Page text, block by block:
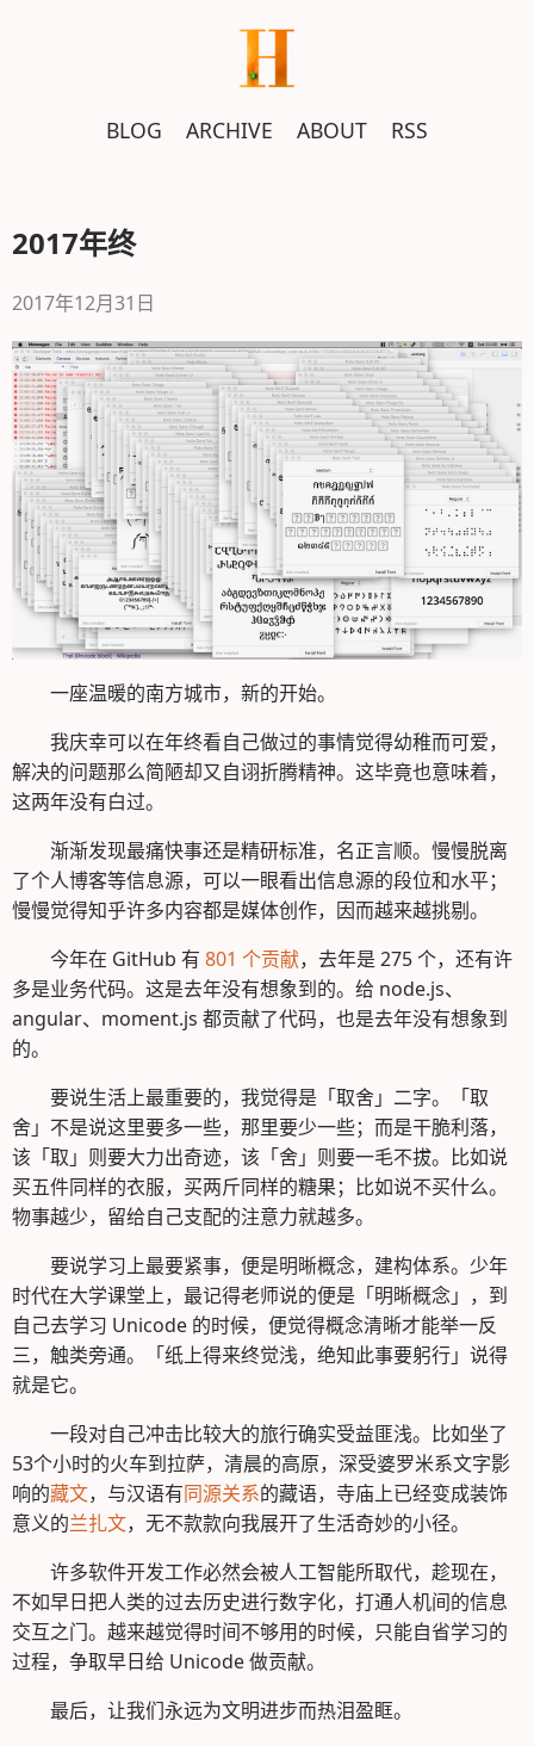
BLOG ARCHIVE ABOUT RSS
2017年终
2017年12月31日
一座温暖的南方城市，新的开始。
我庆幸可以在年终看自己做过的事情觉得幼稚而可爱，
解决的问题那么简陋却又自诩折腾精神。这毕竟也意味着，
这两年没有白过。
渐渐发现最痛快事还是精研标准，名正言顺。慢慢脱离
了个人博客等信息源，可以一眼看出信息源的段位和水平；
慢慢觉得知乎许多内容都是媒体创作，因而越来越挑剔。
今年在 GitHub 有 801 个贡献，去年是 275 个，还有许
多是业务代码。这是去年没有想象到的。给 node.js、
angular、moment.js 都贡献了代码，也是去年没有想象到
的。
要说生活上最重要的，我觉得是「取舍」二字。「取
舍」不是说这里要多一些，那里要少一些；而是干脆利落，
该「取」则要大力出奇迹，该「舍」则要一毛不拔。比如说
买五件同样的衣服，买两斤同样的糖果；比如说不买什么。
物事越少，留给自己支配的注意力就越多。
要说学习上最要紧事，便是明晰概念，建构体系。少年
时代在大学课堂上，最记得老师说的便是「明晰概念」，到
自己去学习 Unicode 的时候，便觉得概念清晰才能举一反
三，触类旁通。「纸上得来终觉浅，绝知此事要躬行」说得
就是它。
一段对自己冲击比较大的旅行确实受益匪浅。比如坐了
53个小时的火车到拉萨，清晨的高原，深受婆罗米系文字影
响的藏文，与汉语有同源关系的藏语，寺庙上已经变成装饰
意义的兰扎文，无不款款向我展开了生活奇妙的小径。
许多软件开发工作必然会被人工智能所取代，趁现在，
不如早日把人类的过去历史进行数字化，打通人机间的信息
交互之门。越来越觉得时间不够用的时候，只能自省学习的
过程，争取早日给 Unicode 做贡献。
最后，让我们永远为文明进步而热泪盈眶。